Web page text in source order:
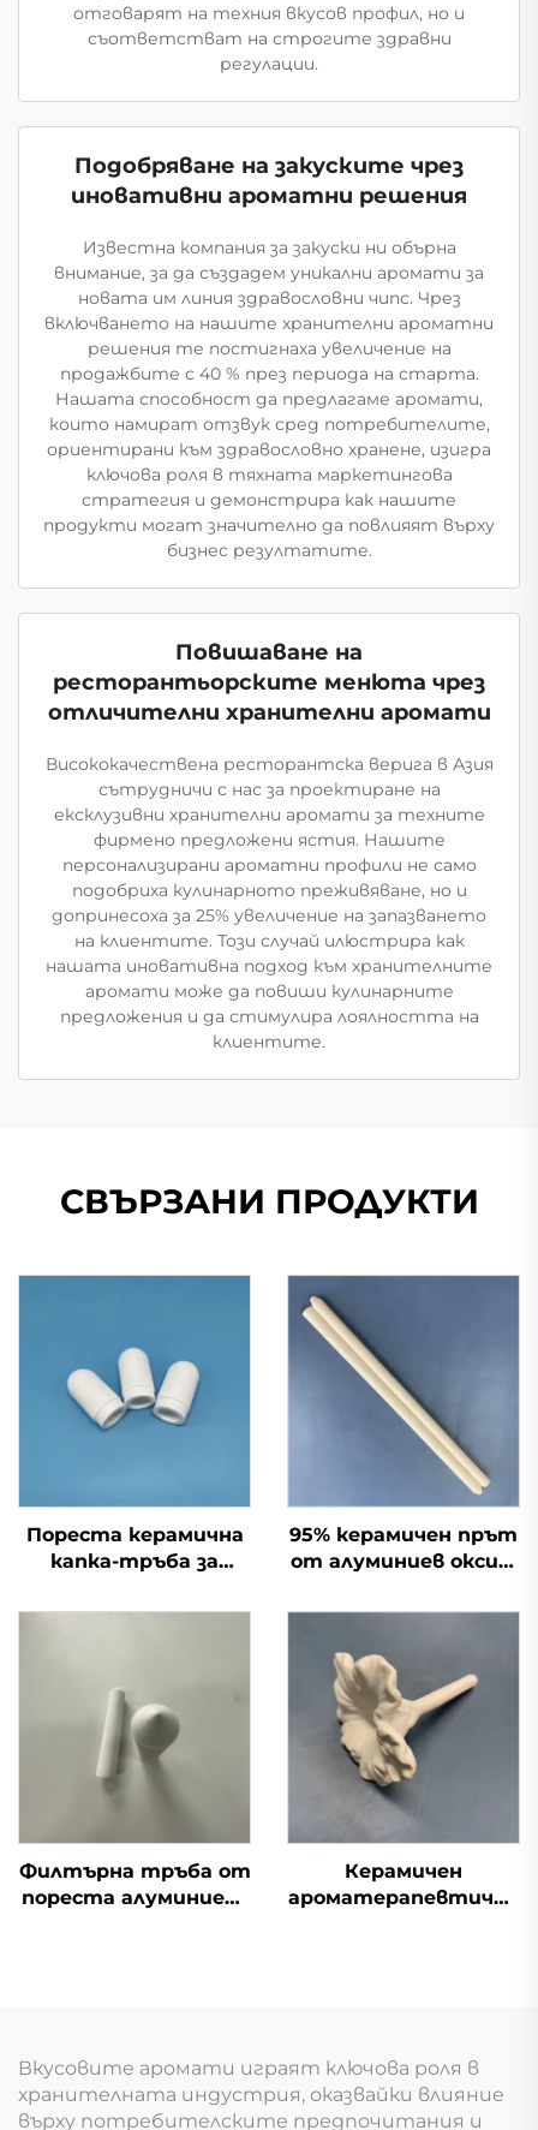
отговарят на техния вкусов профил, но и
съответстват на строгите здравни
регулации.
Подобряване на закуските чрез
иновативни ароматни решения
Известна компания за закуски ни обърна
внимание, за да създадем уникални аромати за
новата им линия здравословни чипс. Чрез
включването на нашите хранителни ароматни
решения те постигнаха увеличение на
продажбите с 40 % през периода на старта.
Нашата способност да предлагаме аромати,
които намират отзвук сред потребителите,
ориентирани към здравословно хранене, изигра
ключова роля в тяхната маркетингова
стратегия и демонстрира как нашите
продукти могат значително да повлияят върху
бизнес резултатите.
Повишаване на
ресторантьорските менюта чрез
отличителни хранителни аромати
Висококачествена ресторантска верига в Азия
сътрудничи с нас за проектиране на
ексклузивни хранителни аромати за техните
фирмено предложени ястия. Нашите
персонализирани ароматни профили не само
подобриха кулинарното преживяване, но и
допринесоха за 25% увеличение на запазването
на клиентите. Този случай илюстрира как
нашата иновативна подход към хранителните
аромати може да повиши кулинарните
предложения и да стимулира лоялността на
клиентите.
СВЪРЗАНИ ПРОДУКТИ
Пореста керамична
капка-тръба за
автоматично
95% керамичен прът
от алуминиев оксид,
Филтърна тръба от
пореста алуминиева
влажността на
почвата
Керамичен
ароматерапевтичен
въздуха с ароматен
цвят
Вкусовите аромати играят ключова роля в
хранителната индустрия, оказвайки влияние
върху потребителските предпочитания и